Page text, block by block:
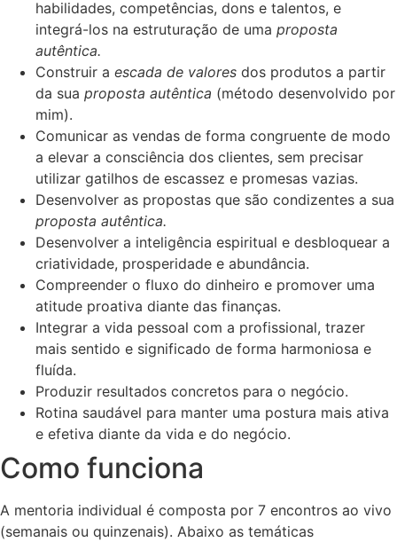
habilidades, competências, dons e talentos, e
integrá-los na estruturação de uma proposta
autêntica.
Construir a escada de valores dos produtos a partir
da sua proposta autêntica (método desenvolvido por
mim).
Comunicar as vendas de forma congruente de modo
a elevar a consciência dos clientes, sem precisar
utilizar gatilhos de escassez e promesas vazias.
Desenvolver as propostas que são condizentes a sua
proposta autêntica.
Desenvolver a inteligência espiritual e desbloquear a
criatividade, prosperidade e abundância.
Compreender o fluxo do dinheiro e promover uma
atitude proativa diante das finanças.
Integrar a vida pessoal com a profissional, trazer
mais sentido e significado de forma harmoniosa e
fluída.
Produzir resultados concretos para o negócio.
Rotina saudável para manter uma postura mais ativa
e efetiva diante da vida e do negócio.
Como funciona
A mentoria individual é composta por 7 encontros ao vivo
(semanais ou quinzenais). Abaixo as temáticas